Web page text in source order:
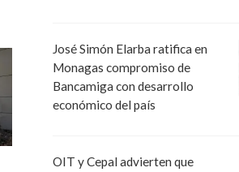
José Simón Elarba ratifica en
Monagas compromiso de
Bancamiga con desarrollo
económico del país
OIT y Cepal advierten que